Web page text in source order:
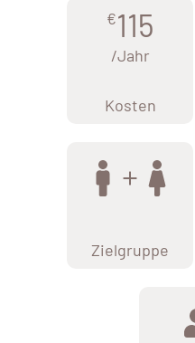
€115
/Jahr
Kosten
Zielgruppe